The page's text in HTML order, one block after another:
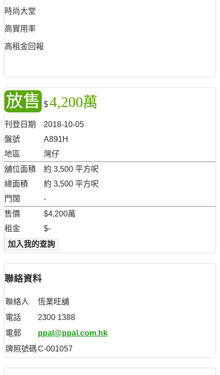
時尚大堂
高實用率
高租金回報
放售 $4,200萬
刊登日期
2018-10-05
盤號
A891H
地區
灣仔
舖位面積
約 3,500 平方呎
總面積
約 3,500 平方呎
門闊
-
售價
$4,200萬
租金
$-
加入我的查詢
聯絡資料
聯絡人
恆業旺舖
電話
2300 1388
電郵
ppal@ppal.com.hk
牌照號碼C-001057